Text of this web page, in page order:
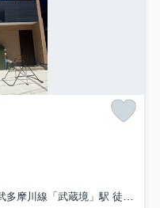
多摩川線「武蔵境」駅 徒歩15分